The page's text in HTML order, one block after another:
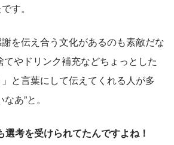
す。
を伝え合う文化があるのも素敵だな
てやドリンク補充などちょっとした
と言葉にして伝えてくれる人が多
あ”と。
考を受けられてたんですよね！